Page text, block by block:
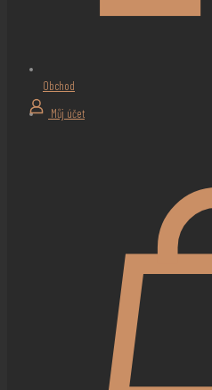
Obchod
Můj účet